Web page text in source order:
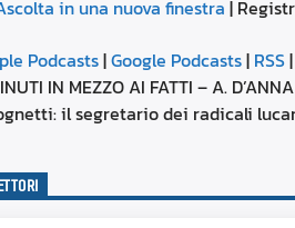
SUBSCRIBE SHARE
in una nuova finestra |
Podcasts|Google Podcasts| RSS
IN MEZZO AI FATTI – A.
il segretario dei radicali